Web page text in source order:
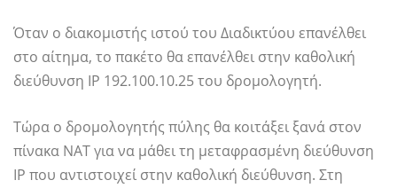
Όταν ο διακομιστής ιστού του Διαδικτύου επανέλθει
στο αίτημα, το πακέτο θα επανέλθει στην καθολική
διεύθυνση IP 192.100.10.25 του δρομολογητή.
Τώρα ο δρομολογητής πύλης θα κοιτάξει ξανά στον
πίνακα NAT για να μάθει τη μεταφρασμένη διεύθυνση
IP που αντιστοιχεί στην καθολική διεύθυνση. Στη